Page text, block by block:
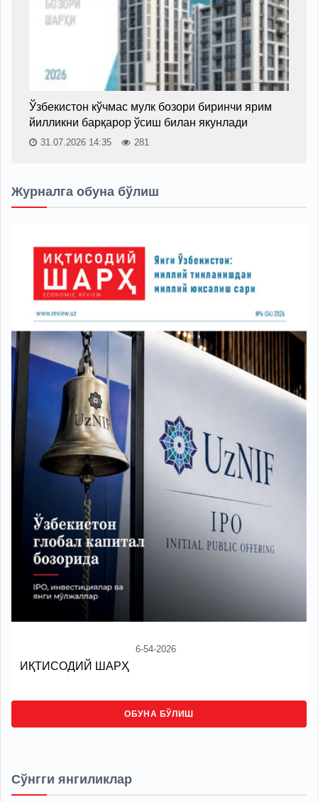
Ўзбекистон кўчмас мулк бозори биринчи ярим
йилликни барқарор ўсиш билан якунлади
31.07.2026 14:35 281
Журналга обуна бўлиш
6-54-2026
ИҚТИСОДИЙ ШАРҲ
ОБУНА БЎЛИШ
Сўнгги янгиликлар